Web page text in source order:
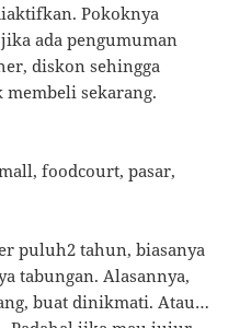
Pokoknya
ada pengumuman
diskon sehingga
sekarang.
foodcourt, pasar,
puluh2 tahun, biasanya
tabungan. Alasannya,
buat dinikmati. Atau…